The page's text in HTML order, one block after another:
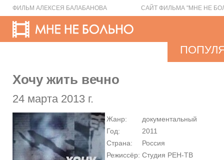
ФИЛЬМ АЛЕКСЕЯ БАЛАБАНОВА САЙТ ФИЛЬМА "МНЕ НЕ
Хочу жить вечно
24 марта 2013 г.
Жанр:
документальный
Год:
2011
Страна:
Россия
Режиссёр: Студия РЕН-ТВ